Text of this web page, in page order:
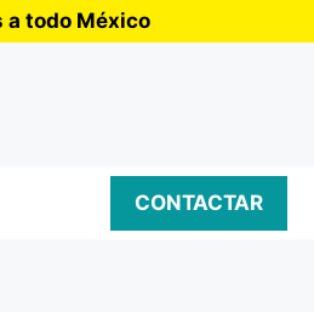
a todo México
CONTACTAR